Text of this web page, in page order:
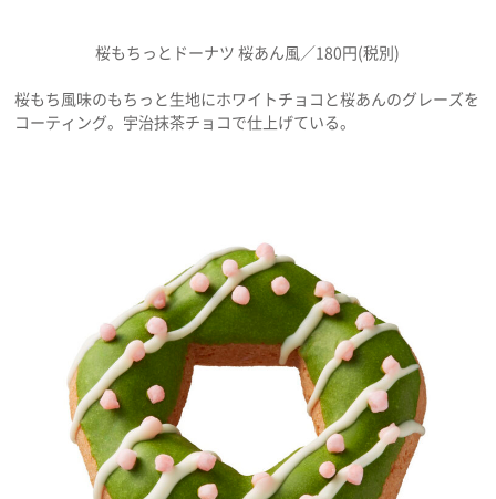
桜もちっとドーナツ 桜あん風／180円(税別)
桜もち風味のもちっと生地にホワイトチョコと桜あんのグレーズを
コーティング。宇治抹茶チョコで仕上げている。